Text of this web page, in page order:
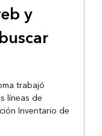
y
trabajó
líneas de
Inventario de